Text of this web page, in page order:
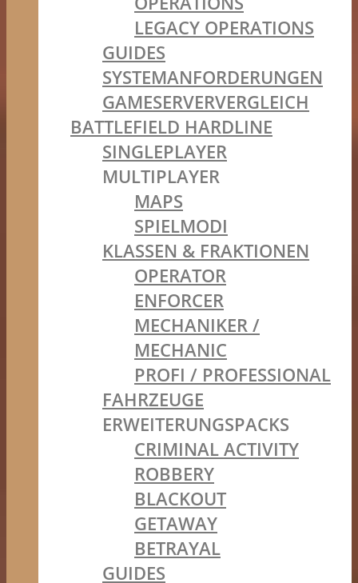
LEGACY OPERATIONS
GUIDES
SYSTEMANFORDERUNGEN
GAMESERVERVERGLEICH
BATTLEFIELD HARDLINE
SINGLEPLAYER
MULTIPLAYER
MAPS
SPIELMODI
KLASSEN & FRAKTIONEN
OPERATOR
ENFORCER
MECHANIKER /
MECHANIC
PROFI / PROFESSIONAL
FAHRZEUGE
ERWEITERUNGSPACKS
CRIMINAL ACTIVITY
ROBBERY
BLACKOUT
GETAWAY
BETRAYAL
GUIDES